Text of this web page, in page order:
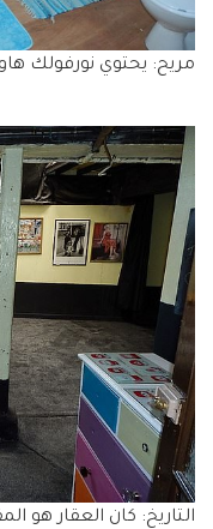
مريح: يحتوي نورفولك
التاريخ: كان العقار هو